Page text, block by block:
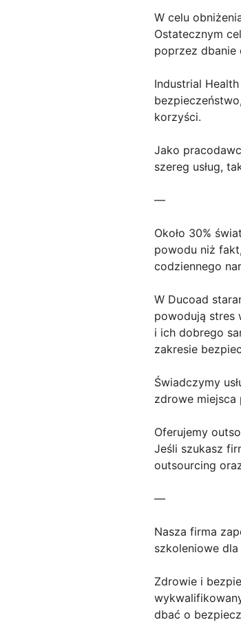
W celu
Ostatecznym
poprzez dbanie
Industrial
korzyści.
Jako
szereg usług,
—
Około 30%
powodu niż
codziennego
W Ducoad
powodują stres
i ich dobrego
zakresie
Świadczymy
zdrowe
Oferujemy
Jeśli szukasz
outsourcing
—
Nasza firma
szkoleniowe
Zdrowie i
dbać o